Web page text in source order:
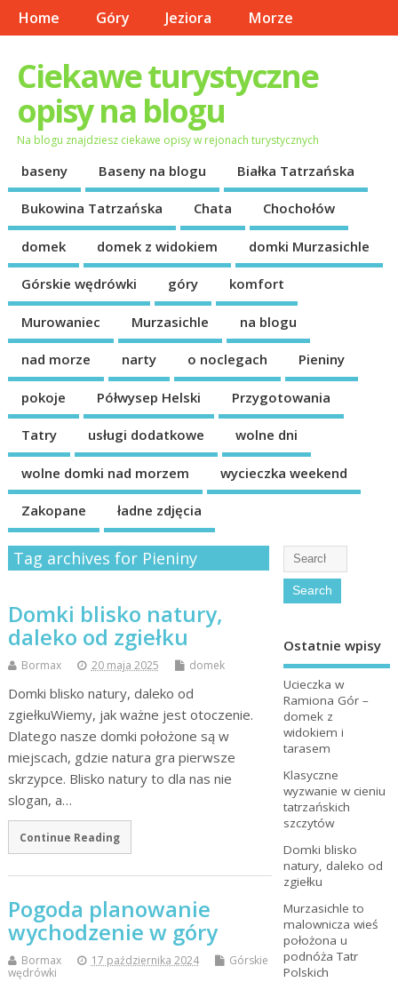
Home Góry Jeziora Morze
Ciekawe turystyczne
opisy na blogu
Na blogu znajdziesz ciekawe opisy w rejonach turystycznych
baseny Baseny na blogu Białka Tatrzańska
Bukowina Tatrzańska Chata Chochołów
domek domek z widokiem domki Murzasichle
Górskie wędrówki góry komfort
Murowaniec Murzasichle na blogu
nad morze narty o noclegach Pieniny
pokoje Półwysep Helski Przygotowania
Tatry usługi dodatkowe wolne dni
wolne domki nad morzem wycieczka weekend
Zakopane ładne zdjęcia
Tag archives for Pieniny
Domki blisko natury,
daleko od zgiełku
Bormax 20 maja 2025 domek
Domki blisko natury, daleko od
zgiełkuWiemy, jak ważne jest otoczenie.
Dlatego nasze domki położone są w
miejscach, gdzie natura gra pierwsze
skrzypce. Blisko natury to dla nas nie
slogan, a…
Continue Reading
Pogoda planowanie
wychodzenie w góry
Bormax 17 października 2024
Górskie
wędrówki
Ostatnie wpisy
Ucieczka w
Ramiona Gór –
domek z
widokiem i
tarasem
Klasyczne
wyzwanie w cieniu
tatrzańskich
szczytów
Domki blisko
natury, daleko od
zgiełku
Murzasichle to
malownicza wieś
położona u
podnóża Tatr
Polskich